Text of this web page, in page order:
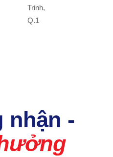
Trinh,
Q.1
nhận -